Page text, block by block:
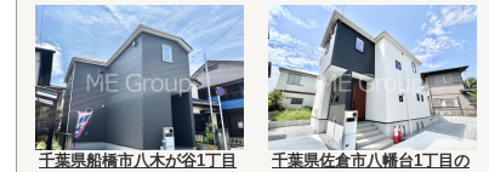
千葉県船橋市八木が谷1丁目
千葉県佐倉市八幡台1丁目の